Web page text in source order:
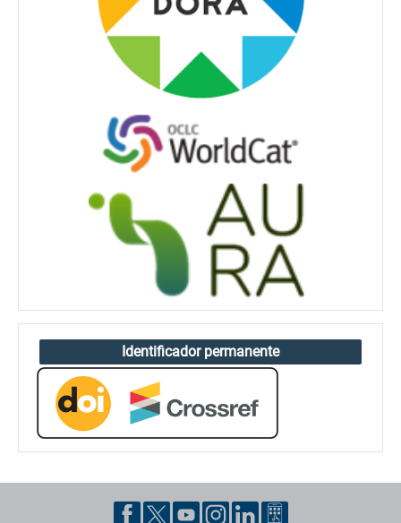
Identificador permanente